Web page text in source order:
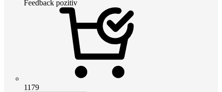
Feedback pozitiv
1179